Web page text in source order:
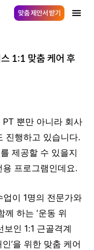
맞춤 제안서 받기
1:1 맞춤 케어 후
뿐만 아니라 회사
진행하고 있습니다.
제공할 수 있을지
프로그램인데요.
이 1명의 전문가와
하는 ‘운동 위
보인 1:1 근골격계
’을 위한 맞춤 케어